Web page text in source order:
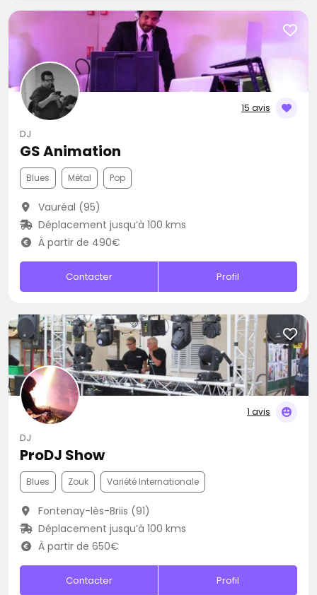
15 avis
DJ
GS Animation
Blues Métal Pop
Vauréal (95)
Déplacement jusqu’à 100 kms
À partir de 490€
Contacter Profil
1 avis
DJ
ProDJ Show
Blues Zouk Variété Internationale
Fontenay-lès-Briis (91)
Déplacement jusqu’à 100 kms
À partir de 650€
Contacter Profil